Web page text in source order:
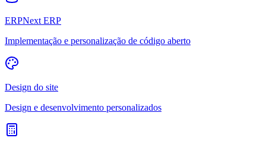
ERPNext ERP
Implementação e personalização de código aberto
Design do site
Design e desenvolvimento personalizados